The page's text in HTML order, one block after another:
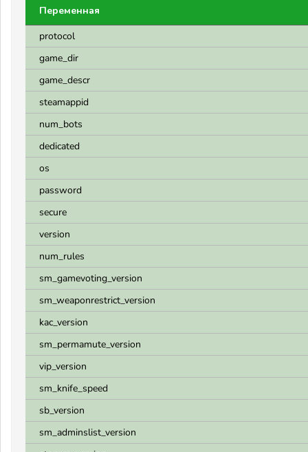
Переменная
protocol
game_dir
game_descr
steamappid
num_bots
dedicated
os
password
secure
version
num_rules
sm_gamevoting_version
sm_weaponrestrict_version
kac_version
sm_permamute_version
vip_version
sm_knife_speed
sb_version
sm_adminslist_version